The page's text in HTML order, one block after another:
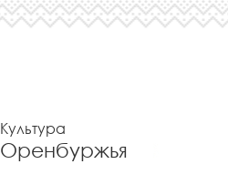
Культура
Оренбуржья